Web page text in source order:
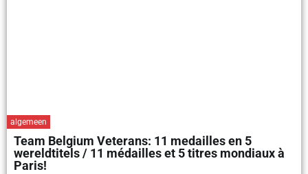
algemeen
Team Belgium Veterans: 11 medailles en 5
wereldtitels / 11 médailles et 5 titres mondiaux à
Paris!